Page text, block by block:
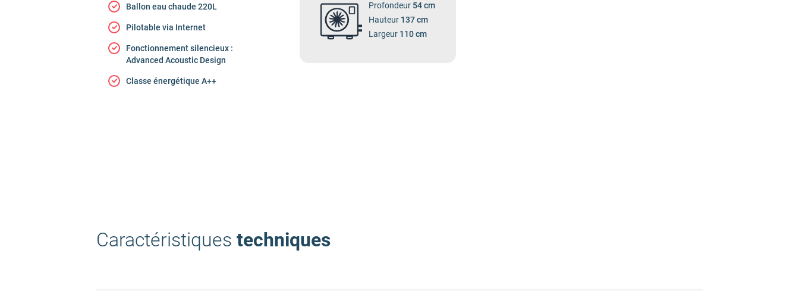
Ballon eau chaude 220L
Pilotable via Internet
Fonctionnement silencieux :
Advanced Acoustic Design
Classe énergétique A++
Profondeur 54 cm
Hauteur 137 cm
Largeur 110 cm
Caractéristiques techniques